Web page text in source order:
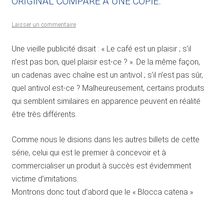
Laisser un commentaire
Une vieille publicité disait : « Le café est un plaisir ; s’il
n’est pas bon, quel plaisir est-ce ? ». De la même façon,
un cadenas avec chaîne est un antivol ; s’il n’est pas sûr,
quel antivol est-ce ? Malheureusement, certains produits
qui semblent similaires en apparence peuvent en réalité
être très différents.
Comme nous le disions dans les autres billets de cette
série, celui qui est le premier à concevoir et à
commercialiser un produit à succès est évidemment
victime d’imitations.
Montrons donc tout d’abord que le « Blocca catena »